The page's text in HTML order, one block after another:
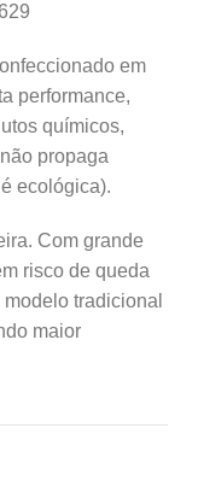
em
performance,
químicos,
propaga
ecológica).
Com grande
risco de queda
tradicional
maior